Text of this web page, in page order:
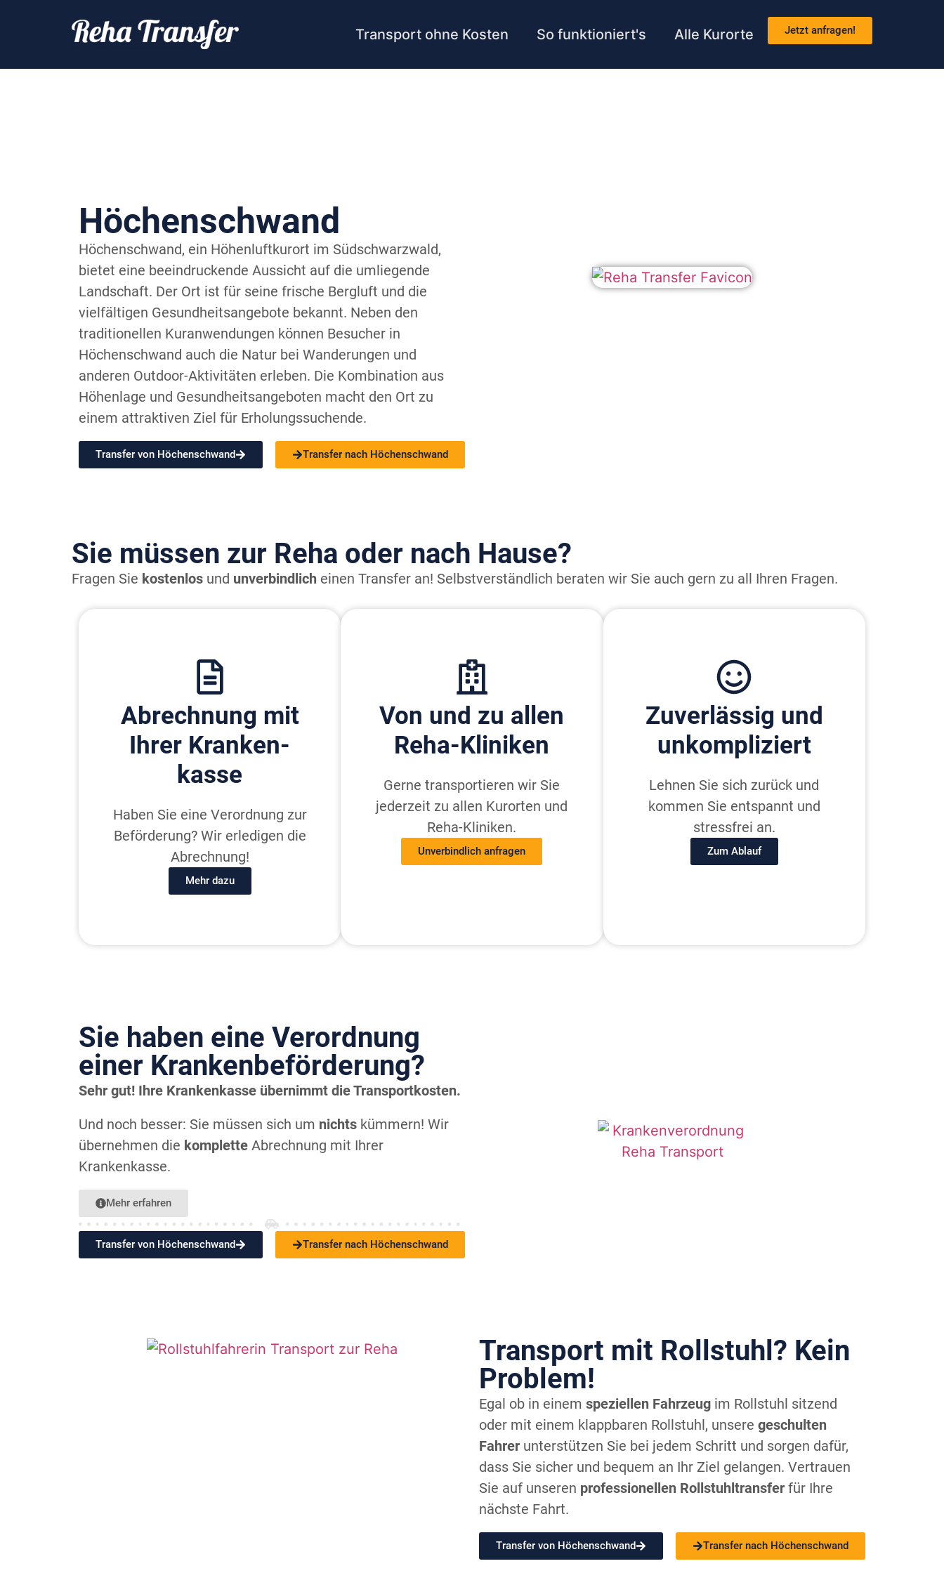
Transport ohne Kosten So funktioniert's Alle Kurorte Jetzt anfragen!
Höchenschwand
Höchenschwand, ein Höhenluftkurort im Südschwarzwald,
bietet eine beeindruckende Aussicht auf die umliegende
Landschaft. Der Ort ist für seine frische Bergluft und die
vielfältigen Gesundheitsangebote bekannt. Neben den
traditionellen Kuranwendungen können Besucher in
Höchenschwand auch die Natur bei Wanderungen und
anderen Outdoor-Aktivitäten erleben. Die Kombination aus
Höhenlage und Gesundheitsangeboten macht den Ort zu
einem attraktiven Ziel für Erholungssuchende.
Transfer von Höchenschwand Transfer nach Höchenschwand
Sie müssen zur Reha oder nach Hause?
Fragen Sie kostenlos und unverbindlich einen Transfer an! Selbstverständlich beraten wir Sie auch gern zu all Ihren Fragen.
Ab­rechnung mit
Ihrer Kranken­
kasse
Haben Sie eine Verordnung zur
Beförderung? Wir erledigen die
Abrechnung!
Mehr dazu
Von und zu allen
Reha-Kliniken
Gerne transportieren wir Sie
jederzeit zu allen Kurorten und
Reha-Kliniken.
Unverbindlich anfragen
Zu­ver­lässig und
un­kom­pliziert
Lehnen Sie sich zurück und
kommen Sie entspannt und
stressfrei an.
Zum Ablauf
Sie haben eine Verordnung
einer Kranken­beförderung?
Sehr gut! Ihre Krankenkasse übernimmt die Transportkosten.
Und noch besser: Sie müssen sich um nichts kümmern! Wir
übernehmen die komplette Abrechnung mit Ihrer
Krankenkasse.
Mehr erfahren
Transfer von Höchenschwand Transfer nach Höchenschwand
Transport mit Rollstuhl? Kein
Problem!
Egal ob in einem speziellen Fahrzeug im Rollstuhl sitzend
oder mit einem klappbaren Rollstuhl, unsere geschulten
Fahrer unterstützen Sie bei jedem Schritt und sorgen dafür,
dass Sie sicher und bequem an Ihr Ziel gelangen. Vertrauen
Sie auf unseren professionellen Rollstuhltransfer für Ihre
nächste Fahrt.
Transfer von Höchenschwand Transfer nach Höchenschwand